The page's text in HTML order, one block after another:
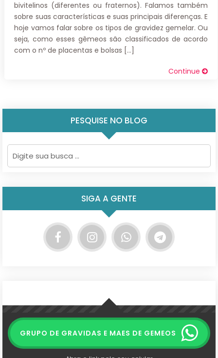
bivitelinos (diferentes ou fraternos). Falamos também
sobre suas características e suas principais diferenças. E
hoje vamos falar sobre os tipos de gravidez gemelar. Ou
seja, como esses gêmeos são classificados de acordo
com o nº de placentas e bolsas […]
Continue
PESQUISE NO BLOG
SIGA A GENTE
GRUPO DE GRAVIDAS E MAES DE GEMEOS